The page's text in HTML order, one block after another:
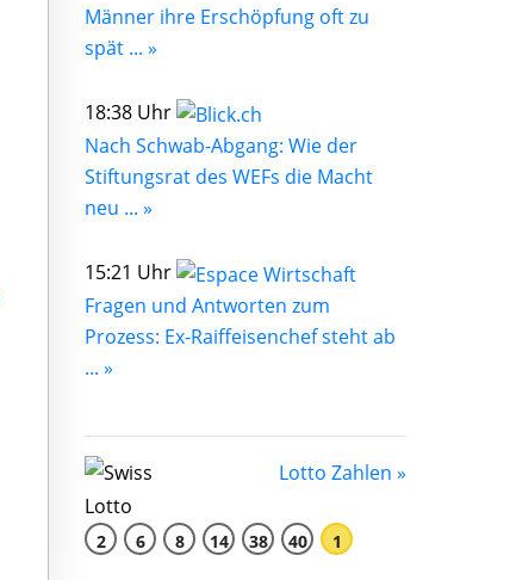
Männer ihre Erschöpfung oft zu
spät ... »
18:38 Uhr
Nach Schwab-Abgang: Wie der
Stiftungsrat des WEFs die Macht
neu ... »
15:21 Uhr
Fragen und Antworten zum
Prozess: Ex-Raiffeisenchef steht ab
... »
Lotto Zahlen »
2 6 8 14 38 40 1